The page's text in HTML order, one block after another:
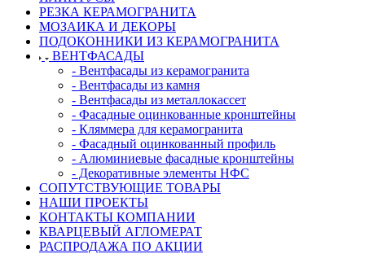
РЕЗКА КЕРАМОГРАНИТА
МОЗАИКА И ДЕКОРЫ
ПОДОКОННИКИ ИЗ КЕРАМОГРАНИТА
ВЕНТФАСАДЫ
- Вентфасады из керамогранита
- Вентфасады из камня
- Вентфасады из металлокассет
- Фасадные оцинкованные кронштейны
- Кляммера для керамогранита
- Фасадный оцинкованный профиль
- Алюминиевые фасадные кронштейны
- Декоративные элементы НФС
СОПУТСТВУЮЩИЕ ТОВАРЫ
НАШИ ПРОЕКТЫ
КОНТАКТЫ КОМПАНИИ
КВАРЦЕВЫЙ АГЛОМЕРАТ
РАСПРОДАЖА ПО АКЦИИ